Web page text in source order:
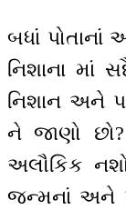
બધાં
નિશાના માં
નિશાન અને
ને જાણો
અલૌકિક
જન્મનાં અને